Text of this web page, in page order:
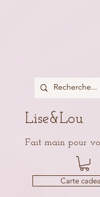
Lise&Lou
Fait main pour
Carte